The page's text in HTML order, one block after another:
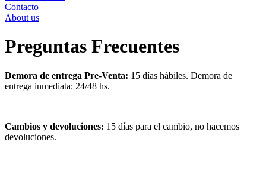
Contacto
About us
Preguntas Frecuentes
Demora de entrega Pre-Venta: 15 días hábiles. Demora de
entrega inmediata: 24/48 hs.
Cambios y devoluciones: 15 días para el cambio, no hacemos
devoluciones.